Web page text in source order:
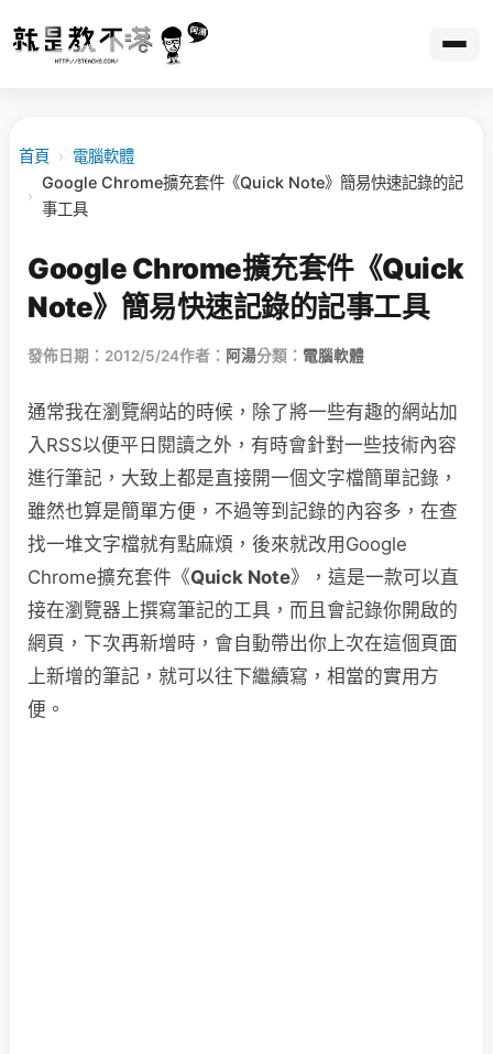
首頁 › 電腦軟體
›
Google Chrome擴充套件《Quick Note》簡易快速記錄的記
事工具
Google Chrome擴充套件《Quick
Note》簡易快速記錄的記事工具
發佈日期：2012/5/24作者： 阿湯分類： 電腦軟體
通常我在瀏覽網站的時候，除了將一些有趣的網站加
入RSS以便平日閱讀之外，有時會針對一些技術內容
進行筆記，大致上都是直接開一個文字檔簡單記錄，
雖然也算是簡單方便，不過等到記錄的內容多，在查
找一堆文字檔就有點麻煩，後來就改用Google
Chrome擴充套件《Quick Note》，這是一款可以直
接在瀏覽器上撰寫筆記的工具，而且會記錄你開啟的
網頁，下次再新增時，會自動帶出你上次在這個頁面
上新增的筆記，就可以往下繼續寫，相當的實用方
便。